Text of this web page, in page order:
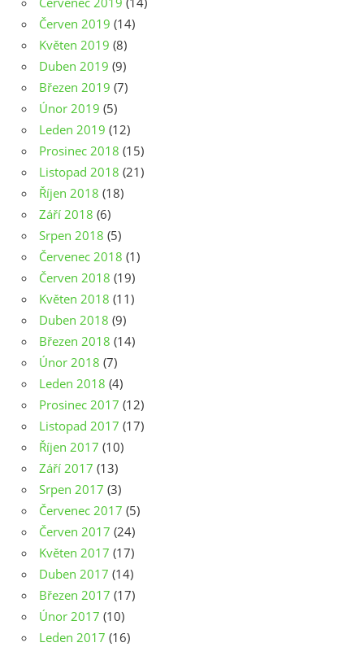
Červen 2019 (14)
Květen 2019 (8)
Duben 2019 (9)
Březen 2019 (7)
Únor 2019 (5)
Leden 2019 (12)
Prosinec 2018 (15)
Listopad 2018 (21)
Říjen 2018 (18)
Září 2018 (6)
Srpen 2018 (5)
Červenec 2018 (1)
Červen 2018 (19)
Květen 2018 (11)
Duben 2018 (9)
Březen 2018 (14)
Únor 2018 (7)
Leden 2018 (4)
Prosinec 2017 (12)
Listopad 2017 (17)
Říjen 2017 (10)
Září 2017 (13)
Srpen 2017 (3)
Červenec 2017 (5)
Červen 2017 (24)
Květen 2017 (17)
Duben 2017 (14)
Březen 2017 (17)
Únor 2017 (10)
Leden 2017 (16)